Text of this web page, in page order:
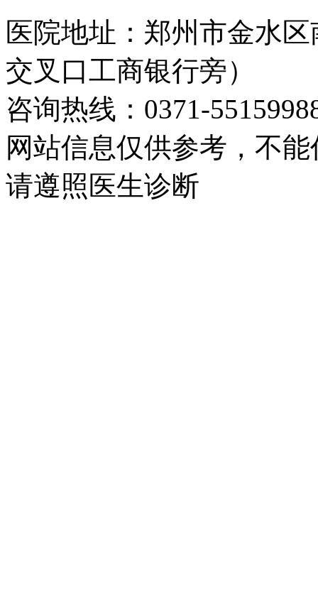
医院地址：郑州市金水
交叉口工商银行旁）
咨询热线：0371-
网站信息仅供参考，不
请遵照医生诊断